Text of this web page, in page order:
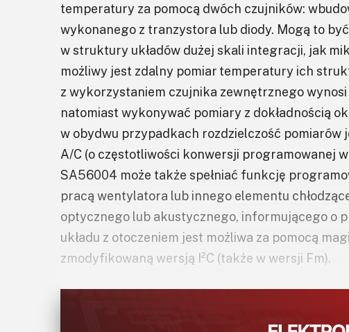
temperatury za pomocą dwóch czujników:
wykonanego z tranzystora lub diody. Mogą to
w struktury układów dużej skali integracji, jak
możliwy jest zdalny pomiar temperatury ich
z wykorzystaniem czujnika zewnętrznego
natomiast wykonywać pomiary z dokładnością
w obydwu przypadkach rozdzielczość pomiarów
A/C (o częstotliwości konwersji programowanej
SA56004 może także spełniać funkcję
pracą wentylatora lub innego elementu
optycznego lub akustycznego, informującego o
układu z otoczeniem jest możliwa za pomocą
zmodyfikowaną wersją I²C (także w wersji Fm).